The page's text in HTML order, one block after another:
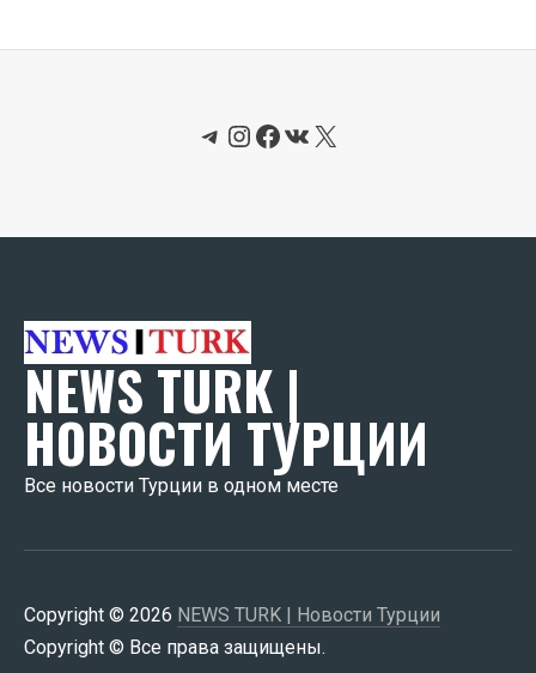
Telegram
Instagram
Facebook
ВКонтакте
X
NEWS TURK |
НОВОСТИ ТУРЦИИ
Все новости Турции в одном месте
Copyright © 2026 NEWS TURK | Новости Турции
Copyright © Все права защищены.